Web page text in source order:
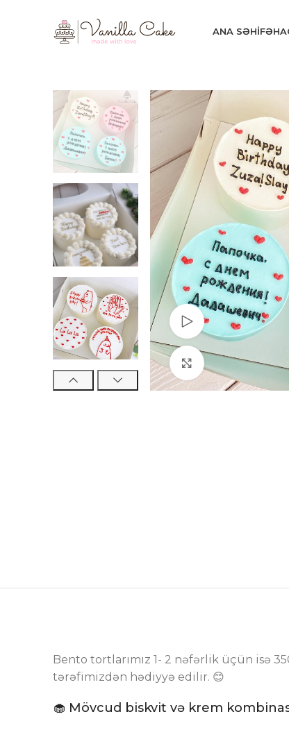
ANA SƏHIFƏ
Watch video
Click to enlarge
Bento tortlarımız 1- 2 nəfərlik üçün isə
tərəfimizdən hədiyyə edilir. 😊
🧁 Mövcud biskvit və krem